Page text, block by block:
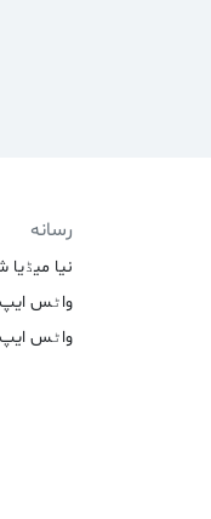
رسانه
نیا
واٹس ایپ
واٹس